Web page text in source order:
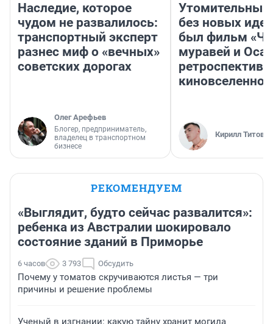
Наследие, которое
чудом не развалилось:
транспортный эксперт
разнес миф о «вечных»
советских дорогах
Олег Арефьев
Блогер, предприниматель,
владелец в транспортном
бизнесе
Утомительный
без новых
был фильм
муравей и
ретроспектива
Кирилл Титов
РЕКОМЕНДУЕМ
«Выглядит, будто сейчас развалится»:
ребенка из Австралии шокировало
состояние зданий в Приморье
6 часов 3 793 Обсудить
Почему у томатов скручиваются листья — три
причины и решение проблемы
Ученый в изгнании: какую тайну хранит могила